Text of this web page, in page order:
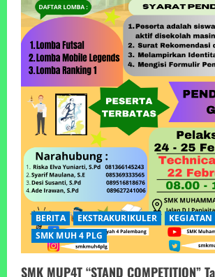
BERITA EKSTRAKURIKULER KEGIATAN
SMK MUH 4 PLG
SMK MUP4T “STAND COMPETITION”